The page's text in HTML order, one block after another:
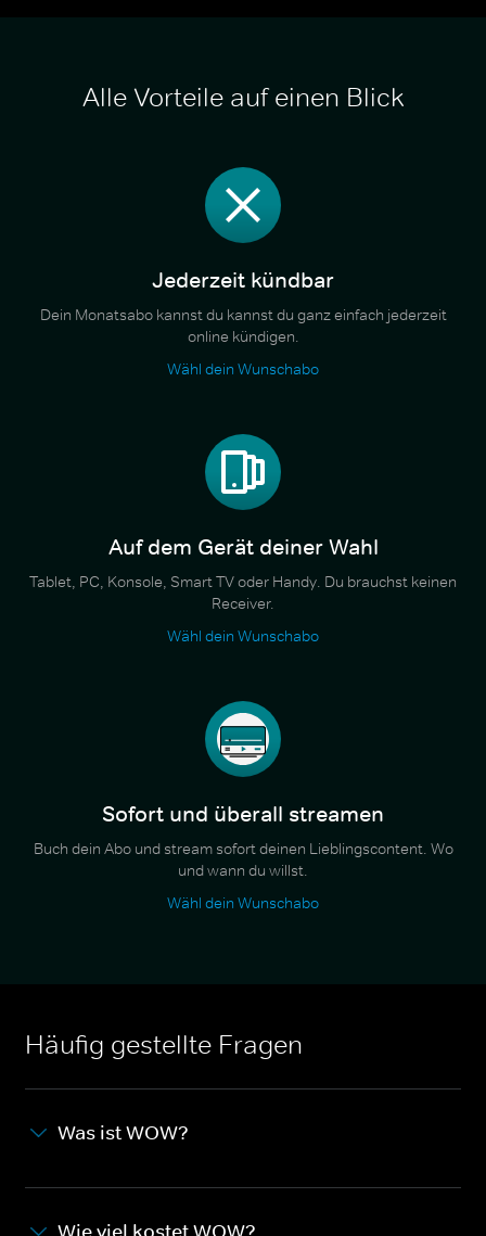
Alle Vorteile auf einen Blick
Jederzeit kündbar
Dein Monatsabo kannst du kannst du ganz einfach jederzeit
online kündigen.
Wähl dein Wunschabo
Auf dem Gerät deiner Wahl
Tablet, PC, Konsole, Smart TV oder Handy. Du brauchst keinen
Receiver.
Wähl dein Wunschabo
Sofort und überall streamen
Buch dein Abo und stream sofort deinen Lieblingscontent. Wo
und wann du willst.
Wähl dein Wunschabo
Häufig gestellte Fragen
Was ist WOW?